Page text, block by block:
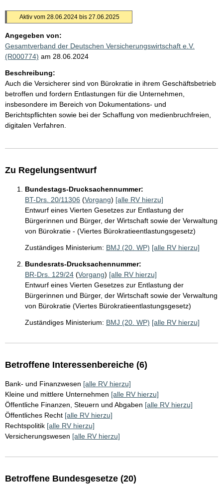
Aktiv vom 28.06.2024 bis 27.06.2025
Angegeben von:
Gesamtverband der Deutschen Versicherungswirtschaft e.V.
(R000774) am 28.06.2024
Beschreibung:
Auch die Versicherer sind von Bürokratie in ihrem Geschäftsbetrieb
betroffen und fordern Entlastungen für die Unternehmen,
insbesondere im Bereich von Dokumentations- und
Berichtspflichten sowie bei der Schaffung von medienbruchfreien,
digitalen Verfahren.
Zu Regelungsentwurf
Bundestags-Drucksachennummer:
BT-Drs. 20/11306 (Vorgang) [alle RV hierzu]
Entwurf eines Vierten Gesetzes zur Entlastung der
Bürgerinnen und Bürger, der Wirtschaft sowie der Verwaltung
von Bürokratie - (Viertes Bürokratieentlastungsgesetz)
Zuständiges Ministerium: BMJ (20. WP) [alle RV hierzu]
Bundesrats-Drucksachennummer:
BR-Drs. 129/24 (Vorgang) [alle RV hierzu]
Entwurf eines Vierten Gesetzes zur Entlastung der
Bürgerinnen und Bürger, der Wirtschaft sowie der Verwaltung
von Bürokratie (Viertes Bürokratieentlastungsgesetz)
Zuständiges Ministerium: BMJ (20. WP) [alle RV hierzu]
Betroffene Interessenbereiche (6)
Bank- und Finanzwesen [alle RV hierzu]
Kleine und mittlere Unternehmen [alle RV hierzu]
Öffentliche Finanzen, Steuern und Abgaben [alle RV hierzu]
Öffentliches Recht [alle RV hierzu]
Rechtspolitik [alle RV hierzu]
Versicherungswesen [alle RV hierzu]
Betroffene Bundesgesetze (20)